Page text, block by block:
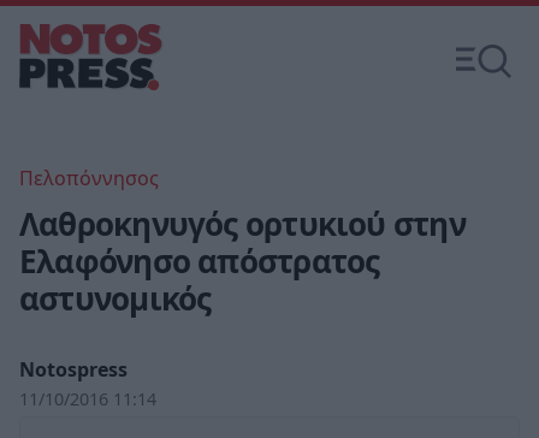
Πελοπόννησος
Λαθροκηνυγός ορτυκιού στην
Ελαφόνησο απόστρατος
αστυνομικός
Notospress
11/10/2016 11:14